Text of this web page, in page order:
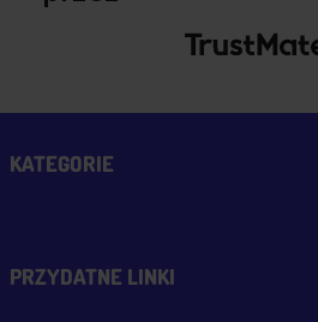
KATEGORIE
PRZYDATNE LINKI